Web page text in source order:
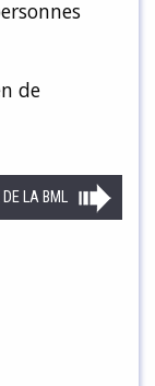
de
LA BML